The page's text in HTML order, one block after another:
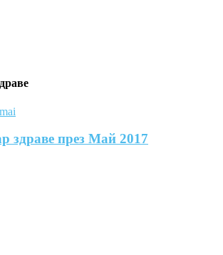
здраве през Май 2017